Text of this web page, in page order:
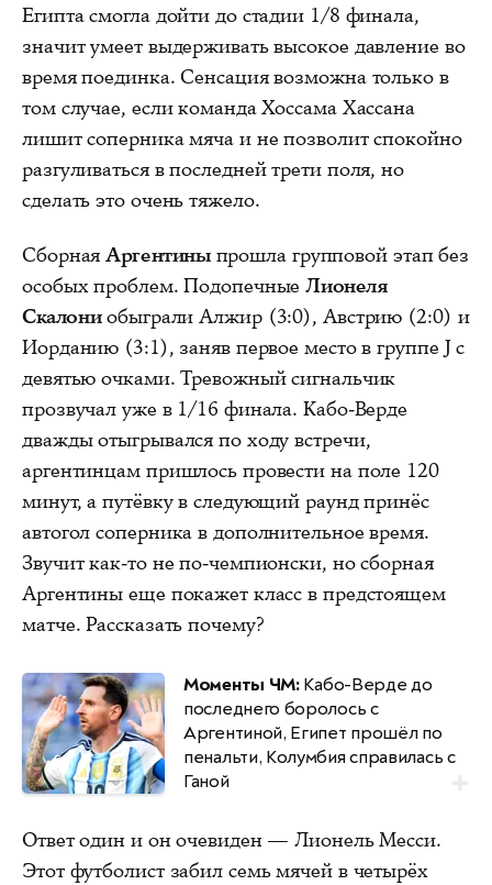
Египта смогла дойти до стадии 1/8 финала,
значит умеет выдерживать высокое давление во
время поединка. Сенсация возможна только в
том случае, если команда Хоссама Хассана
лишит соперника мяча и не позволит спокойно
разгуливаться в последней трети поля, но
сделать это очень тяжело.
СборнаяАргентиныпрошла групповой этап без
особых проблем. ПодопечныеЛионеля
Скалониобыграли Алжир (3:0), Австрию (2:0) и
Иорданию (3:1), заняв первое место в группе J с
девятью очками. Тревожный сигнальчик
прозвучал уже в 1/16 финала. Кабо-Верде
дважды отыгрывался по ходу встречи,
аргентинцам пришлось провести на поле 120
минут, а путёвку в следующий раунд принёс
автогол соперника в дополнительное время.
Звучит как-то не по-чемпионски, но сборная
Аргентины еще покажет класс в предстоящем
матче. Рассказать почему?
Моменты ЧМ:Кабо-Верде до
последнего боролось с
Аргентиной, Египет прошёл по
пенальти, Колумбия справилась с
Ганой
Ответ один и он очевиден — Лионель Месси.
Этот футболист забил семь мячей в четырёх